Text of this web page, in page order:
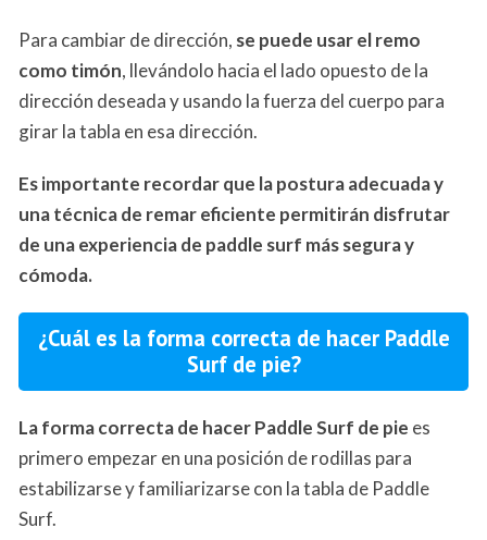
Para cambiar de dirección, se puede usar el remo
como timón, llevándolo hacia el lado opuesto de la
dirección deseada y usando la fuerza del cuerpo para
girar la tabla en esa dirección.
Es importante recordar que la postura adecuada y
una técnica de remar eficiente permitirán disfrutar
de una experiencia de paddle surf más segura y
cómoda.
¿Cuál es la forma correcta de hacer Paddle
Surf de pie?
La forma correcta de hacer Paddle Surf de pie es
primero empezar en una posición de rodillas para
estabilizarse y familiarizarse con la tabla de Paddle
Surf.